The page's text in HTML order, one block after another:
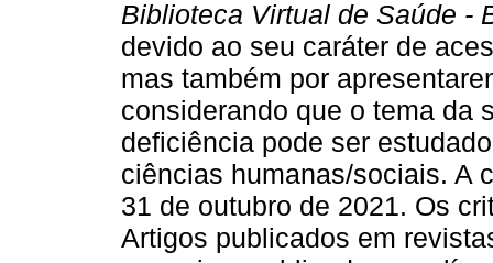
Biblioteca Virtual de Saúde -
devido ao seu caráter de
mas também por
considerando que o tema da
deficiência pode ser
ciências humanas/sociais. A
31 de outubro de 2021. Os
Artigos publicados em